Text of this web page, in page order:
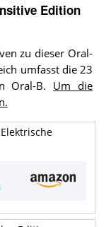
Edition
zu dieser Oral-
umfasst die 23
Oral-B. Um die